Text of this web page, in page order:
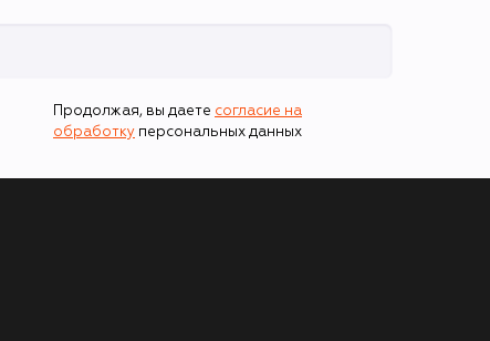
Продолжая, вы даете согласие на
обработку персональных данных